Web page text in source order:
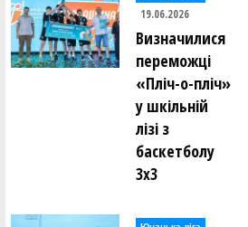
19.06.2026
Визначилися
переможці
«Пліч-о-пліч»
у шкільній
лізі з
баскетболу
3х3